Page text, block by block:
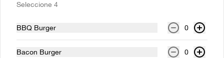
Seleccione 4
BBQ Burger 0
Bacon Burger 0